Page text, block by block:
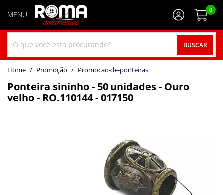
BUSCAR
0
home Promoção promocao-de-ponteiras
Ponteira sininho - 50 unidades - Ouro
velho - RO.110144 - 017150